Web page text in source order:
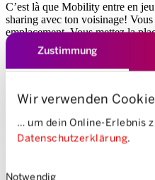
Zustimmung
Wir verwenden
… um dein Online-Erlebnis
Datenschutzerklärung.
Notwendig
C’est là que Mobility entre en
sharing avec ton voisinage!
emplacement. Vous mettez la
fournissons la voiture de car
Mobility a été fondée – comme
ami·e·s et particuliers.
En tant que communauté de car
entretien, hotline disponible
soucier de rien pour le véhicule.